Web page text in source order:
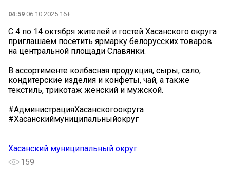
04:59 06.10.2025 16+
С 4 по 14 октября жителей и гостей Хасанского округа
приглашаем посетить ярмарку белорусских товаров
на центральной площади Славянки.
В ассортименте колбасная продукция, сыры, сало,
кондитерские изделия и конфеты, чай, а также
текстиль, трикотаж женский и мужской.
#АдминистрацияХасанскогоокруга
#Хасанскиймуниципальныйокруг
Хасанский муниципальный округ
159